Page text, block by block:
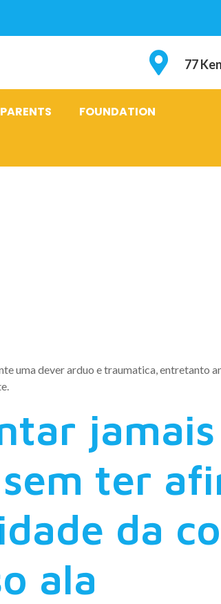
77
PARENTS
FOUNDATION
uma dever arduo e traumatica, entretanto
jamais
ter
da
ala